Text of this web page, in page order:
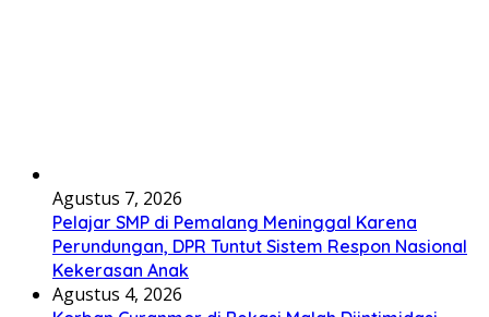
Agustus 7, 2026
Pelajar SMP di Pemalang Meninggal Karena
Perundungan, DPR Tuntut Sistem Respon Nasional
Kekerasan Anak
Agustus 4, 2026